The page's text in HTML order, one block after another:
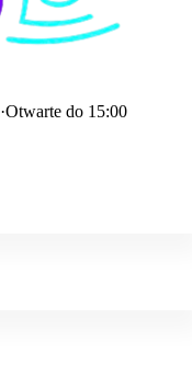
·Otwarte do 15:00